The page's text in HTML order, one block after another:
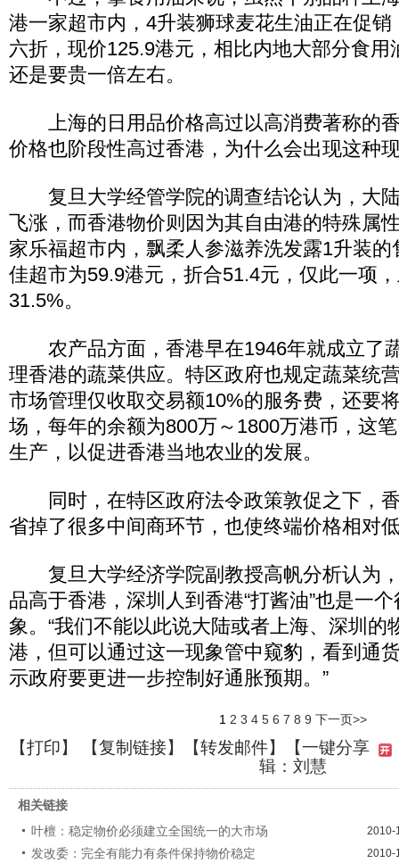
港一家超市内，4升装狮球麦花生油正在促
六折，现价125.9港元，相比内地大部分食用
还是要贵一倍左右。
上海的日用品价格高过以高消费著称的
价格也阶段性高过香港，为什么会出现这种
复旦大学经管学院的调查结论认为，大
飞涨，而香港物价则因为其自由港的特殊属
家乐福超市内，飘柔人参滋养洗发露1升装
佳超市为59.9港元，折合51.4元，仅此一项
31.5%。
农产品方面，香港早在1946年就成立了
理香港的蔬菜供应。特区政府也规定蔬菜统
市场管理仅收取交易额10%的服务费，还要
场，每年的余额为800万～1800万港币，这
生产，以促进香港当地农业的发展。
同时，在特区政府法令政策敦促之下，
省掉了很多中间商环节，也使终端价格相对
复旦大学经济学院副教授高帆分析认为
品高于香港，深圳人到香港“打酱油”也是一
象。“我们不能以此说大陆或者上海、深圳的
港，但可以通过这一现象管中窥豹，看到通
示政府要更进一步控制好通胀预期。”
1 2 3 4 5 6 7 8 9 下一页>>
【打印】 【复制链接】【转发邮件】
【一键分享
辑：刘慧
相关链接
叶檀：稳定物价必须建立全国统一的大市场
2010-
发改委：完全有能力有条件保持物价稳定 2010-